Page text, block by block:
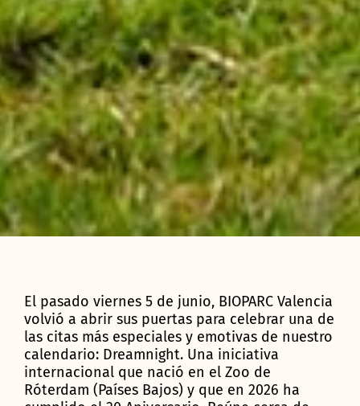
El pasado viernes 5 de junio, BIOPARC Valencia
volvió a abrir sus puertas para celebrar una de
las citas más especiales y emotivas de nuestro
calendario: Dreamnight. Una iniciativa
internacional que nació en el Zoo de
Róterdam (Países Bajos) y que en 2026 ha